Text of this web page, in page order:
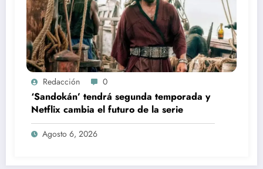
Redacción 0
‘Sandokán’ tendrá segunda temporada y
Netflix cambia el futuro de la serie
Agosto 6, 2026